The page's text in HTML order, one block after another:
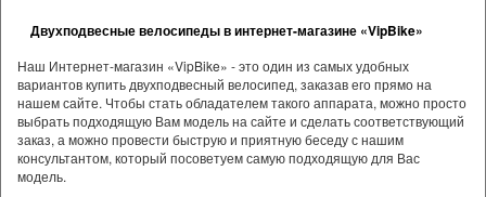
Двухподвесные велосипеды в интернет-магазине «VipBike»
Наш Интернет-магазин «VipBike» - это один из самых удобных
вариантов купить двухподвесный велосипед, заказав его прямо на
нашем сайте. Чтобы стать обладателем такого аппарата, можно просто
выбрать подходящую Вам модель на сайте и сделать соответствующий
заказ, а можно провести быструю и приятную беседу с нашим
консультантом, который посоветуем самую подходящую для Вас
модель.